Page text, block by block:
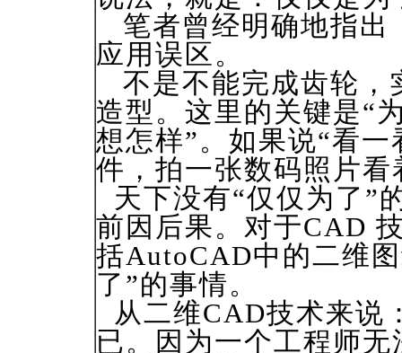
笔者曾经明确地指出
应用误区。
不是不能完成齿轮，
造型。这里的关键是“
想怎样”。如果说“看
件，拍一张数码照片看
天下没有“仅仅为了”
前因后果。对于CAD
括AutoCAD中的二维
了”的事情。
从二维CAD技术来说
已。因为一个工程师